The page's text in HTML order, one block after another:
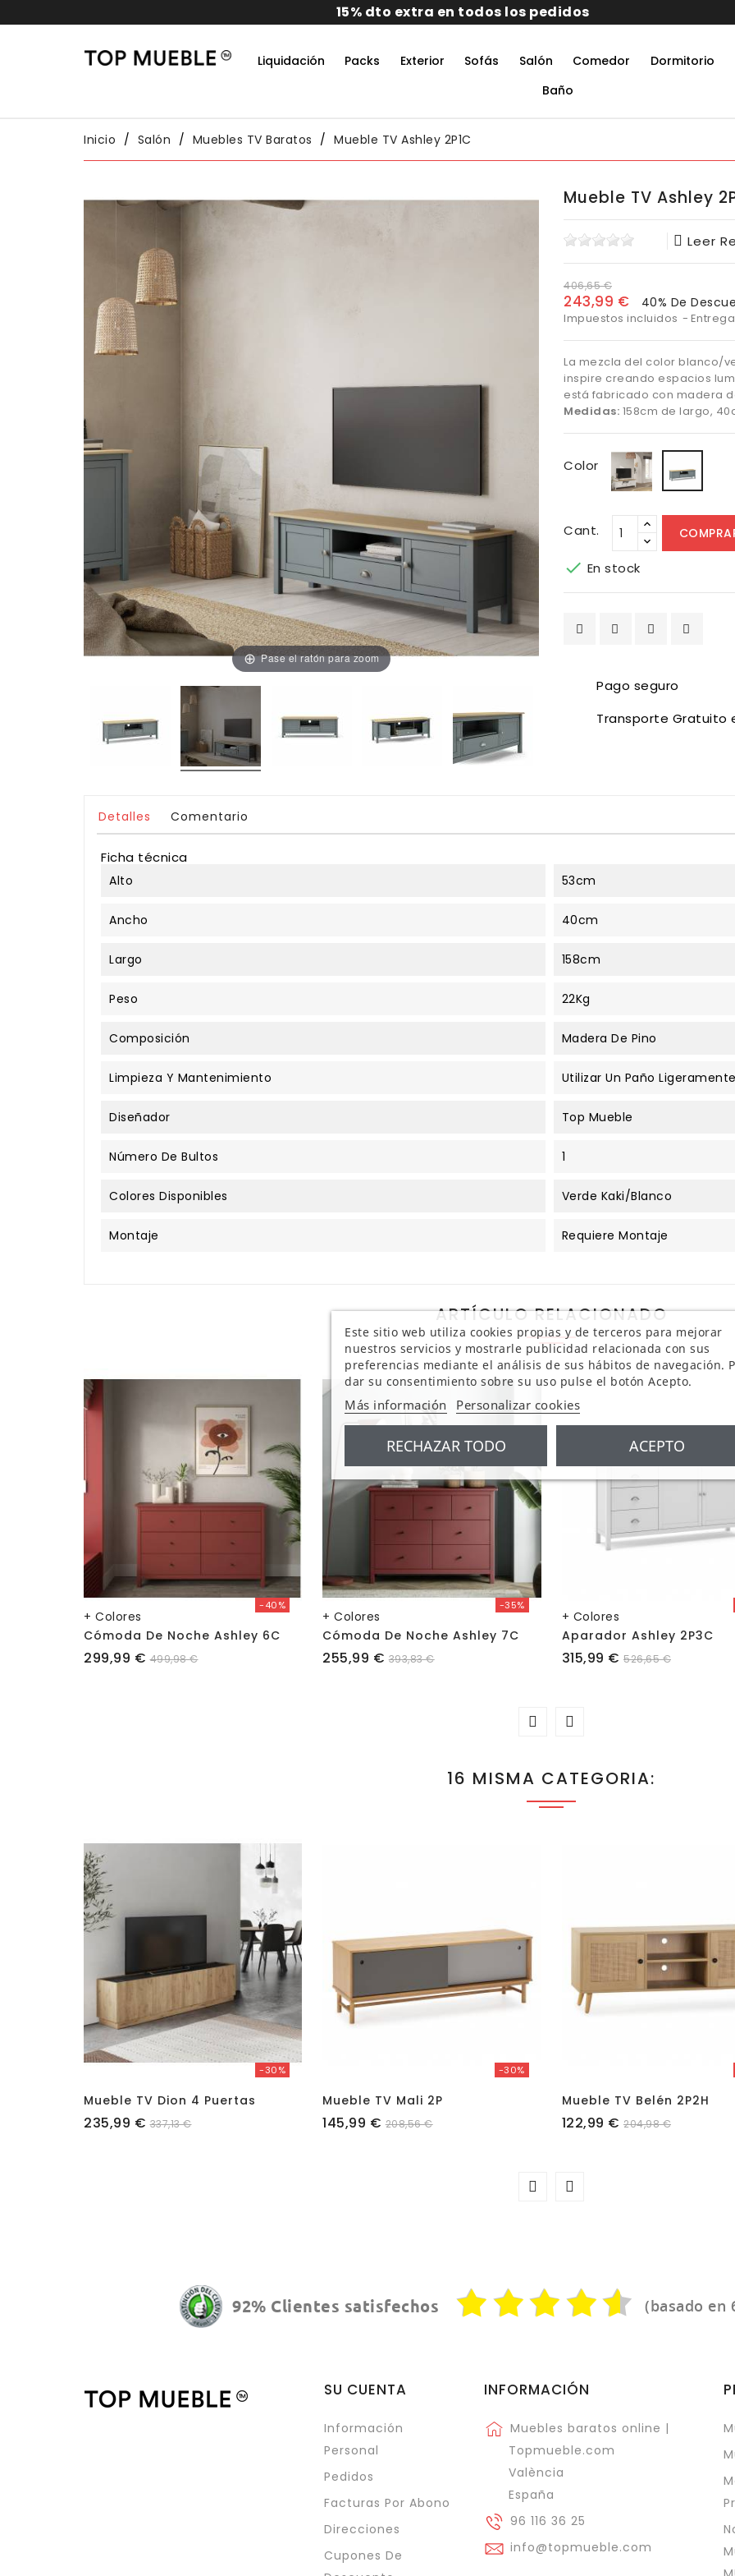
Liquidación Packs Exterior Sofás Salón Comedor Dormitorio
Baño
Inicio Salón Muebles TV Baratos Mueble TV Ashley 2P1C
Pase el ratón para zoom
Mueble TV Ashley
Leer
406,65 €
243,99 € 40% De
Impuestos incluidos
La mezcla del color blanco/
inspire creando espacios
está fabricado con madera
Medidas: 158cm de largo,
Color Blanco
Cant.
 En stock
Pago seguro
Transporte Gratuito
Detalles Comentario
Ficha técnica
Alto 53cm
Ancho 40cm
Largo 158cm
Peso 22Kg
Composición Madera De Pino
Limpieza Y Mantenimiento Utilizar Un Paño
Diseñador Top Mueble
Número De Bultos 1
Colores Disponibles Verde Kaki/Blanco
Montaje Requiere Montaje
ARTÍCULO RELACIONADO
+ Colores
-40%
Cómoda De Noche Ashley 6C
Precio
299,99 € 499,98 €
+ Colores
-35%
Cómoda De Noche Ashley 7C
Precio
255,99 € 393,83 €
+ Colores
Aparador Ashley 2P3C
Precio
315,99 € 526,65 €
16 MISMA CATEGORIA:
-30%
Mueble TV Dion 4 Puertas
Precio
235,99 € 337,13 €
-30%
Mueble TV Mali 2P
Precio
145,99 € 208,56 €
Mueble TV Belén 2P2H
Precio
122,99 € 204,98 €
92% Clientes satisfechos (basado en
Este sitio web utiliza cookies propias y de terceros para mejorar
nuestros servicios y mostrarle publicidad relacionada con sus
preferencias mediante el análisis de sus hábitos de navegación.
dar su consentimiento sobre su uso pulse el botón Acepto.
Más información Personalizar cookies
RECHAZAR TODO ACEPTO
SU CUENTA
Información
Personal
Pedidos
Facturas Por Abono
Direcciones
Cupones De
INFORMACIÓN
Muebles baratos online |
Topmueble.com
València
España
96 116 36 25
info@topmueble.com